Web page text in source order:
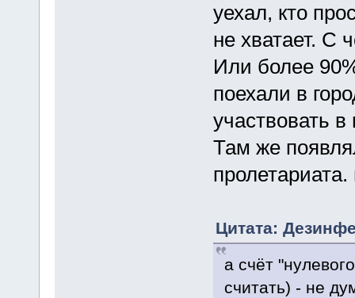
уехал, кто
не хватает. С
Или более
поехали в
участвовать
Там же
Цитата:
а счёт
считать) - не